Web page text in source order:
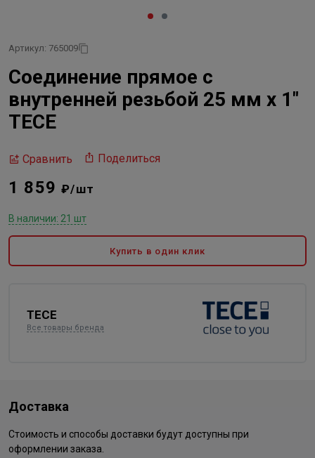
Артикул: 765009
Соединение прямое с
внутренней резьбой 25 мм х 1"
TECE
Сравнить Поделиться
1 859₽/шт
В наличии: 21 шт
Купить в один клик
TECE
Все товары бренда
Доставка
Стоимость и способы доставки будут доступны при
оформлении заказа.